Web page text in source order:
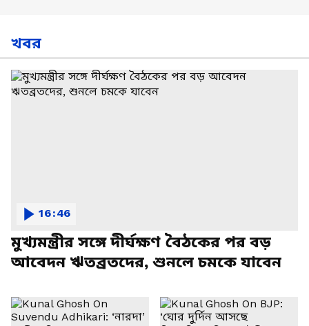
খবর
মুখ্যমন্ত্রীর সঙ্গে দীর্ঘক্ষণ বৈঠকের পর বড়
আবেদন ঋতব্রতদের, শুনলে চমকে যাবেন
16:46